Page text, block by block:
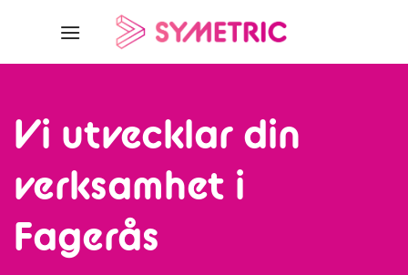
Vi utvecklar din
verksamhet i
Fagerås